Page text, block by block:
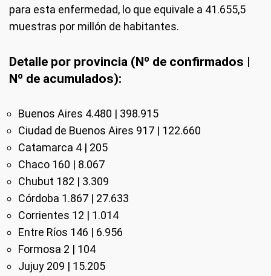
para esta enfermedad, lo que equivale a 41.655,5
muestras por millón de habitantes.
Detalle por provincia (Nº de confirmados |
Nº de acumulados):
Buenos Aires 4.480 | 398.915
Ciudad de Buenos Aires 917 | 122.660
Catamarca 4 | 205
Chaco 160 | 8.067
Chubut 182 | 3.309
Córdoba 1.867 | 27.633
Corrientes 12 | 1.014
Entre Ríos 146 | 6.956
Formosa 2 | 104
Jujuy 209 | 15.205